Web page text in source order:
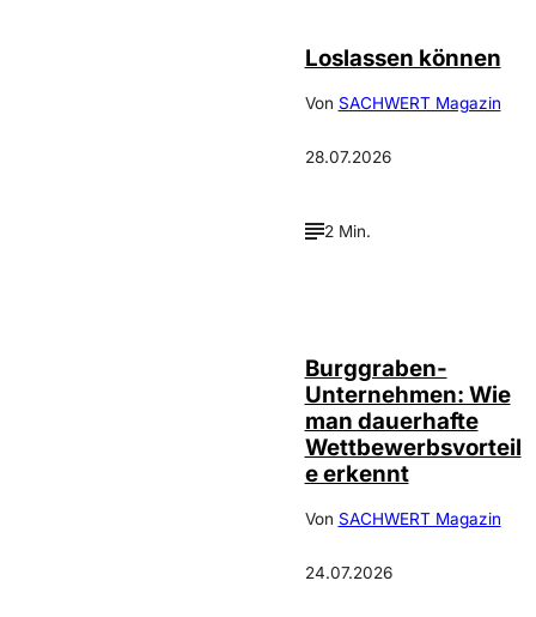
Loslassen können
Von SACHWERT Magazin
28.07.2026
2 Min.
Burggraben-
Unternehmen: Wie
man dauerhafte
Wettbewerbsvorteil
e erkennt
Von SACHWERT Magazin
24.07.2026